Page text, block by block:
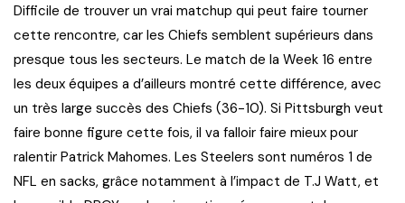
Difficile de trouver un vrai matchup qui peut faire tourner
cette rencontre, car les Chiefs semblent supérieurs dans
presque tous les secteurs. Le match de la Week 16 entre
les deux équipes a d’ailleurs montré cette différence, avec
un très large succès des Chiefs (36-10). Si Pittsburgh veut
faire bonne figure cette fois, il va falloir faire mieux pour
ralentir Patrick Mahomes. Les Steelers sont numéros 1 de
NFL en sacks, grâce notamment à l’impact de T.J Watt, et